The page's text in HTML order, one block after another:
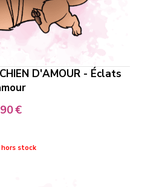
D'AMOUR - Éclats
€
stock